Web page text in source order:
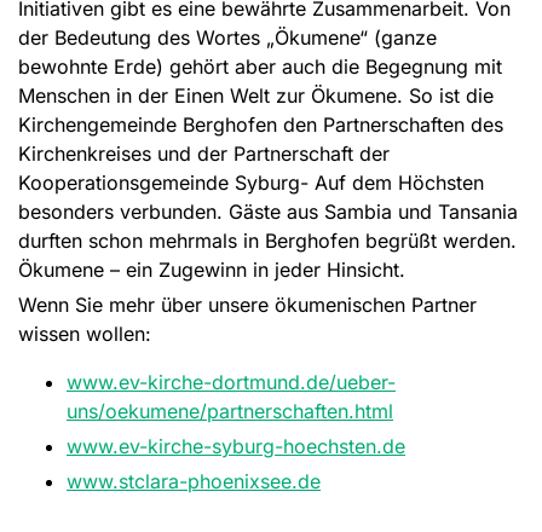
Initiativen gibt es eine bewährte Zusammenarbeit. Von
der Bedeutung des Wortes „Ökumene“ (ganze
bewohnte Erde) gehört aber auch die Begegnung mit
Menschen in der Einen Welt zur Ökumene. So ist die
Kirchengemeinde Berghofen den Partnerschaften des
Kirchenkreises und der Partnerschaft der
Kooperationsgemeinde Syburg- Auf dem Höchsten
besonders verbunden. Gäste aus Sambia und Tansania
durften schon mehrmals in Berghofen begrüßt werden.
Ökumene – ein Zugewinn in jeder Hinsicht.
Wenn Sie mehr über unsere ökumenischen Partner
wissen wollen:
www.ev-kirche-dortmund.de/ueber-
uns/oekumene/partnerschaften.html
www.ev-kirche-syburg-hoechsten.de
www.stclara-phoenixsee.de